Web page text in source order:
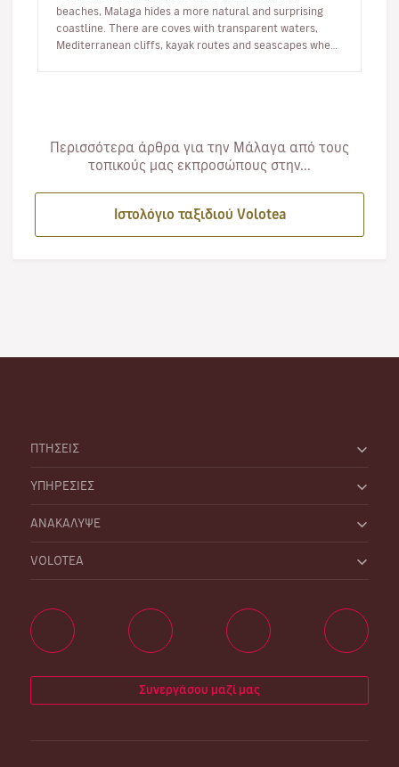
beaches, Malaga hides a more natural and surprising
coastline. There are coves with transparent waters,
Mediterranean cliffs, kayak routes and seascapes where
Περισσότερα άρθρα για την Μάλαγα από τους
τοπικούς μας εκπροσώπους στην...
Ιστολόγιο ταξιδιού Volotea
ΠΤΗΣΕΙΣ
ΥΠΗΡΕΣΙΕΣ
ΑΝΑΚΑΛΥΨΕ
VOLOTEA
Συνεργάσου μαζί μας